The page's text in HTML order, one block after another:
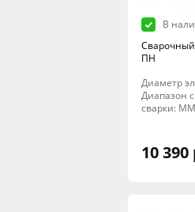
В
ПН
Диаметр
Диапазон
сварки:
10 390